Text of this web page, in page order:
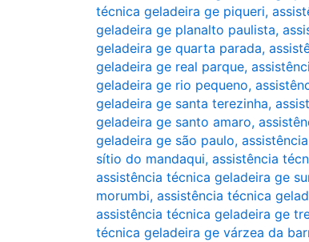
técnica geladeira ge piqueri,
geladeira ge planalto paulista,
geladeira ge quarta parada,
geladeira ge real parque,
geladeira ge rio pequeno,
geladeira ge santa terezinha,
geladeira ge santo amaro,
geladeira ge são paulo,
sítio do mandaqui, assistência
assistência técnica geladeira ge
morumbi, assistência técnica
assistência técnica geladeira ge
técnica geladeira ge várzea da